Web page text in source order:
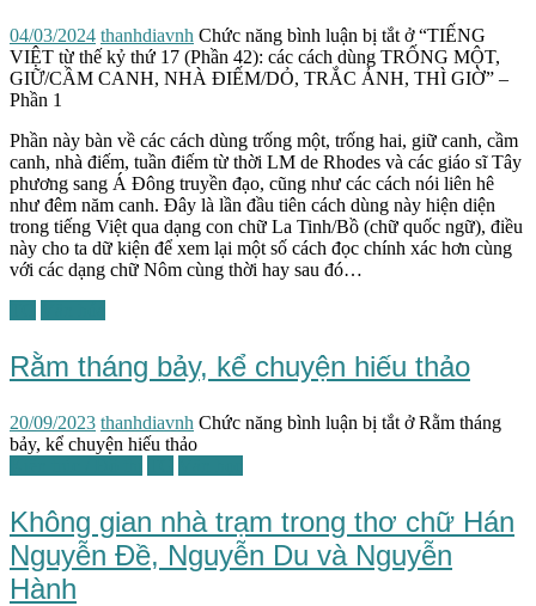
04/03/2024 thanhdiavnh Chức năng bình luận bị tắt ở “TIẾNG
VIỆT từ thế kỷ thứ 17 (Phần 42): các cách dùng TRỐNG MỘT,
GIỮ/CẦM CANH, NHÀ ĐIẾM/DỎ, TRẮC ẢNH, THÌ GIỜ” –
Phần 1
Phần này bàn về các cách dùng trống một, trống hai, giữ canh, cầm
canh, nhà điếm, tuần điếm từ thời LM de Rhodes và các giáo sĩ Tây
phương sang Á Đông truyền đạo, cũng như các cách nói liên hê
như đêm năm canh. Đây là lần đầu tiên cách dùng này hiện diện
trong tiếng Việt qua dạng con chữ La Tinh/Bồ (chữ quốc ngữ), điều
này cho ta dữ kiện để xem lại một số cách đọc chính xác hơn cùng
với các dạng chữ Nôm cùng thời hay sau đó…
Rằm tháng bảy, kể chuyện hiếu thảo
20/09/2023 thanhdiavnh Chức năng bình luận bị tắt ở Rằm tháng
bảy, kể chuyện hiếu thảo
Không gian nhà trạm trong thơ chữ Hán
Nguyễn Đề, Nguyễn Du và Nguyễn
Hành